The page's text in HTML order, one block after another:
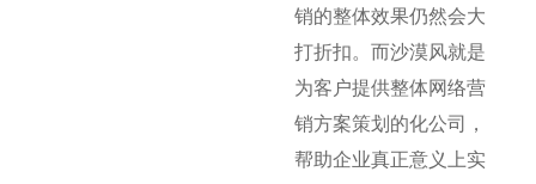
销的整体效果仍然会大
打折扣。而沙漠风就是
为客户提供整体网络营
销方案策划的化公司，
帮助企业真正意义上实